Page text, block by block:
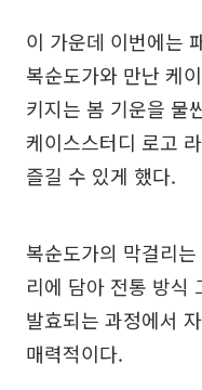
이 가운데 이번에는
복순도가와 만난 케
키지는 봄 기운을 물
케이스스터디 로고
즐길 수 있게 했다.
복순도가의 막걸리
리에 담아 전통 방식
발효되는 과정에서
매력적이다.